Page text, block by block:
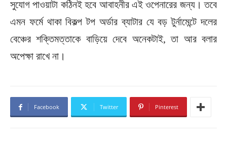
সুযোগ পাওয়াটা কঠিনই হবে আবাহনীর এই ওপেনারের জন্য। তবে
এমন ফর্মে থাকা বিকল্প টপ অর্ডার ব্যাটার যে বড় টুর্নামেন্টে দলের
বেঞ্চের শক্তিমত্তাকে বাড়িয়ে দেবে অনেকটাই, তা আর বলার
অপেক্ষা রাখে না।
Facebook Twitter Pinterest